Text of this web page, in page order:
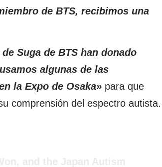
de BTS, recibimos una
Suga de BTS han donado
algunas de las
la Expo de Osaka» para que
comprensión del espectro autista.